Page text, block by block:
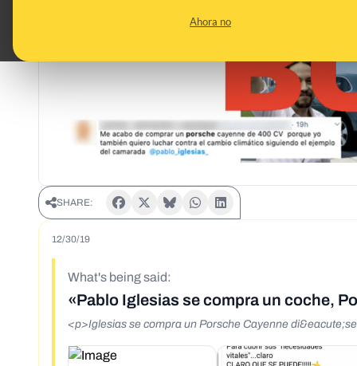
Ahora no
SHARE:
12/30/19
What's being said:
«Pablo Iglesias se compra un coche,
<p>Iglesias se compra un Porsche Cayenne